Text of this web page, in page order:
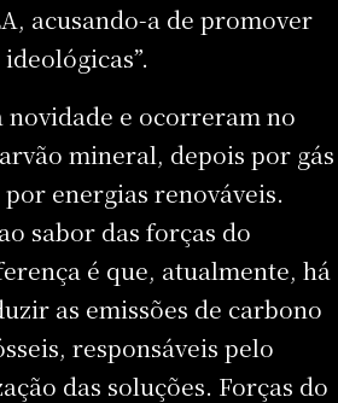
acusando-a de promover
novidade e ocorreram no
mineral, depois por gás
energias renováveis.
sabor das forças do
é que, atualmente, há
as emissões de carbono
responsáveis pelo
das soluções. Forças do